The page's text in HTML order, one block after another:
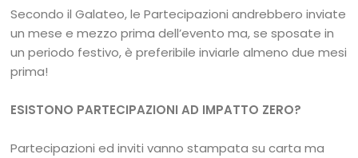
Secondo il Galateo, le Partecipazioni andrebbero inviate
un mese e mezzo prima dell’evento ma, se sposate in
un periodo festivo, è preferibile inviarle almeno due mesi
prima!
ESISTONO PARTECIPAZIONI AD IMPATTO ZERO?
Partecipazioni ed inviti vanno stampata su carta ma